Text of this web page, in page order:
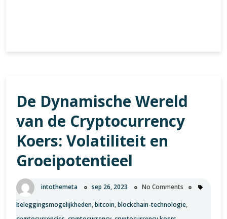
in
België:
Een
gids
voor
beginners
De Dynamische Wereld
van de Cryptocurrency
Koers: Volatiliteit en
Groeipotentieel
intothemeta sep 26, 2023 No Comments
beleggingsmogelijkheden,bitcoin,blockchain-technologie,